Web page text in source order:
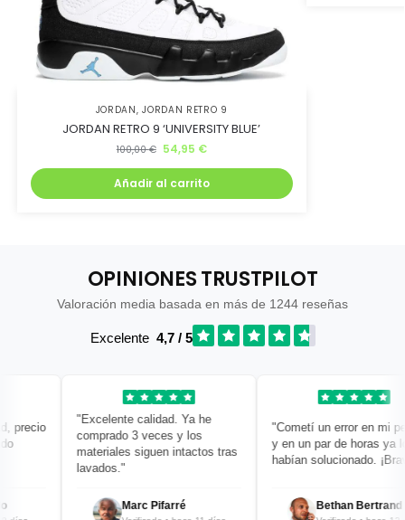
JORDAN,JORDAN RETRO 9
JORDAN RETRO 9 ‘UNIVERSITY BLUE’
100,00€ 54,95 €
Añadir al carrito
OPINIONES TRUSTPILOT
Valoración media basada en más de 1244 reseñas
Excelente 4,7 / 5
"Excelente calidad. Ya he
comprado 3 veces y los
materiales siguen intactos tras
lavados."
Marc Pifarré
"Cometí un error en mi
y en un par de horas ya lo
habían solucionado.
Bethan Bertrand